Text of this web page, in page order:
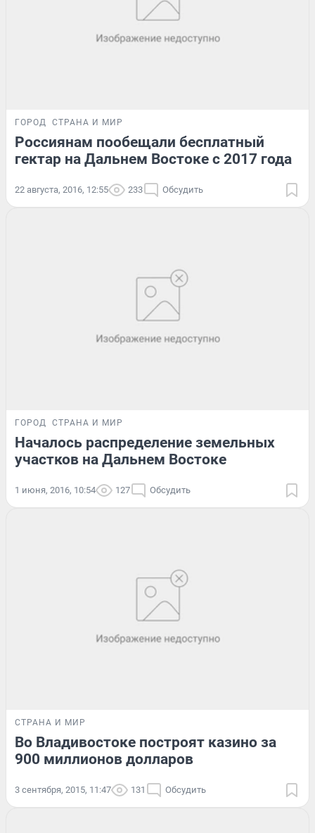
ГОРОД СТРАНА И МИР
Россиянам пообещали бесплатный
гектар на Дальнем Востоке с 2017 года
22 августа, 2016, 12:55 233 Обсудить
ГОРОД СТРАНА И МИР
Началось распределение земельных
участков на Дальнем Востоке
1 июня, 2016, 10:54 127 Обсудить
СТРАНА И МИР
Во Владивостоке построят казино за
900 миллионов долларов
3 сентября, 2015, 11:47 131 Обсудить